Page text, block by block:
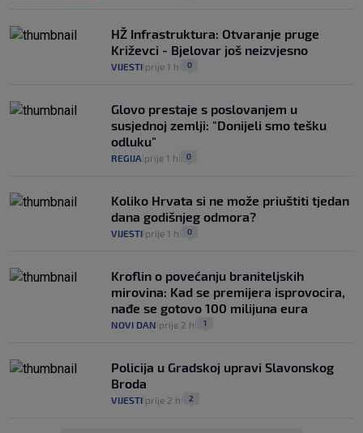
HŽ Infrastruktura: Otvaranje pruge
Križevci - Bjelovar još neizvjesno
VIJESTI prije 1 h 0
Glovo prestaje s poslovanjem u
susjednoj zemlji: "Donijeli smo tešku
odluku"
REGIJA prije 1 h 0
Koliko Hrvata si ne može priuštiti tjedan
dana godišnjeg odmora?
VIJESTI prije 1 h 0
Kroflin o povećanju braniteljskih
mirovina: Kad se premijera isprovocira,
nađe se gotovo 100 milijuna eura
NOVI DAN prije 2 h 1
Policija u Gradskoj upravi Slavonskog
Broda
VIJESTI prije 2 h 2